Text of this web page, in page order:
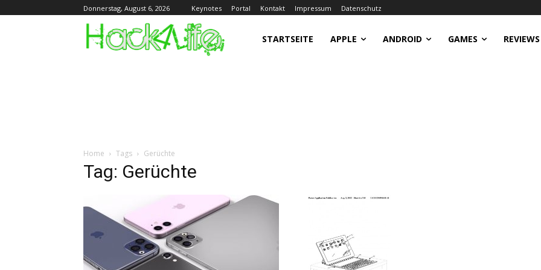
Donnerstag, August 6, 2026 Keynotes Portal Kontakt Impressum Datenschutz
STARTSEITE APPLE ANDROID GAMES REVIEWS
Home Tags Gerüchte
Tag: Gerüchte